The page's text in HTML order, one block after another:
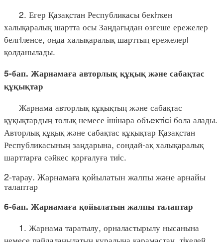
2. Егер Қазақстан Республикасы бекiткен
халықаралық шартта осы Заңдағыдан өзгеше ережелер
белгiленсе, онда халықаралық шарттың ережелерi
қолданылады.
5-бап. Жарнамаға авторлық құқық және сабақтас
құқықтар
Жарнама авторлық құқықтың және сабақтас
құқықтардың толық немесе iшiнара объeктici бола алады.
Авторлық құқық және сабақтас құқықтар Қазақстан
Республикасының заңдарына, сондай-ақ халықаралық
шарттарға сәйкес қорғалуға тиiс.
2-тарау. Жарнамаға қойылатын жалпы және арнайы
талаптар
6-бап. Жарнамаға қойылатын жалпы талаптар
1. Жарнама таратылу, орналастырылу нысанына